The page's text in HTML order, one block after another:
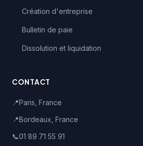
Création d'entreprise
Bulletin de paie
Dissolution et liquidation
CONTACT
📍Paris, France
📍Bordeaux, France
📞01 89 71 55 91